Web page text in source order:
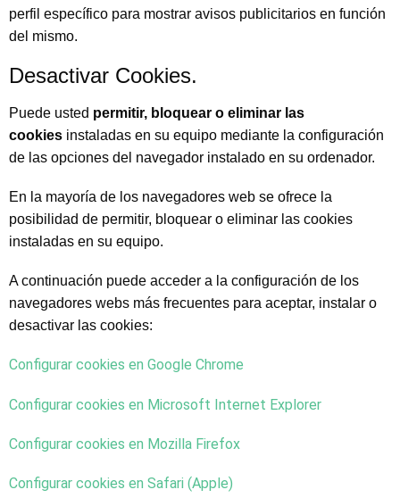
perfil específico para mostrar avisos publicitarios en función
del mismo.
Desactivar Cookies.
Puede usted permitir, bloquear o eliminar las
cookies instaladas en su equipo mediante la configuración
de las opciones del navegador instalado en su ordenador.
En la mayoría de los navegadores web se ofrece la
posibilidad de permitir, bloquear o eliminar las cookies
instaladas en su equipo.
A continuación puede acceder a la configuración de los
navegadores webs más frecuentes para aceptar, instalar o
desactivar las cookies:
Configurar cookies en Google Chrome
Configurar cookies en Microsoft Internet Explorer
Configurar cookies en Mozilla Firefox
Configurar cookies en Safari (Apple)